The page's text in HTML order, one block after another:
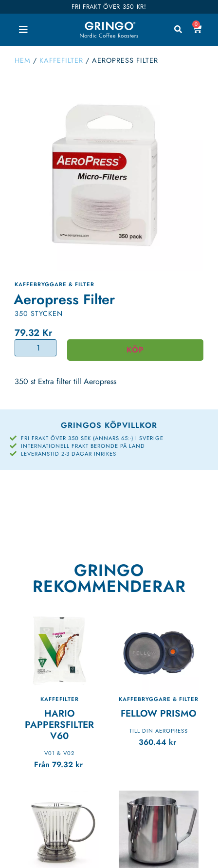
FRI FRAKT ÖVER 350 KR!
0
HEM / KAFFEFILTER / AEROPRESS FILTER
KAFFEBRYGGARE & FILTER
Aeropress Filter
350 STYCKEN
79.32 Kr
KÖP
350 st Extra filter till Aeropress
GRINGOS KÖPVILLKOR
FRI FRAKT ÖVER 350 SEK (ANNARS 65:-) I SVERIGE
INTERNATIONELL FRAKT BERONDE PÅ LAND
LEVERANSTID 2-3 DAGAR INRIKES
GRINGO
REKOMMENDERAR
KAFFEFILTER
HARIO
PAPPERSFILTER
V60
V01 & V02
Från 79.32 kr
KAFFEBRYGGARE & FILTER
FELLOW PRISMO
TILL DIN AEROPRESS
360.44 kr